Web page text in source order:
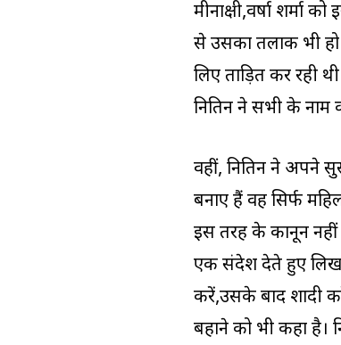
मीनाक्षी,वर्षा शर्मा
से उसका तलाक भी
लिए प्रताड़ित कर
नितिन ने सभी के नाम
वहीं, नितिन ने अपने
बनाए हैं वह सिर्फ
इस तरह के कानून नहीं
एक संदेश देते हुए लिखा
करें,उसके बाद शादी
बहाने को भी कहा है।